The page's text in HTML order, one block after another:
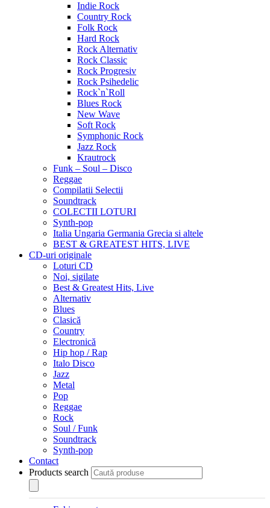
Indie Rock
Country Rock
Folk Rock
Hard Rock
Rock Alternativ
Rock Classic
Rock Progresiv
Rock Psihedelic
Rock`n`Roll
Blues Rock
New Wave
Soft Rock
Symphonic Rock
Jazz Rock
Krautrock
Funk – Soul – Disco
Reggae
Compilatii Selectii
Soundtrack
COLECTII LOTURI
Synth-pop
Italia Ungaria Germania Grecia si altele
BEST & GREATEST HITS, LIVE
CD-uri originale
Loturi CD
Noi, sigilate
Best & Greatest Hits, Live
Alternativ
Blues
Clasică
Country
Electronică
Hip hop / Rap
Italo Disco
Jazz
Metal
Pop
Reggae
Rock
Soul / Funk
Soundtrack
Synth-pop
Contact
Products search